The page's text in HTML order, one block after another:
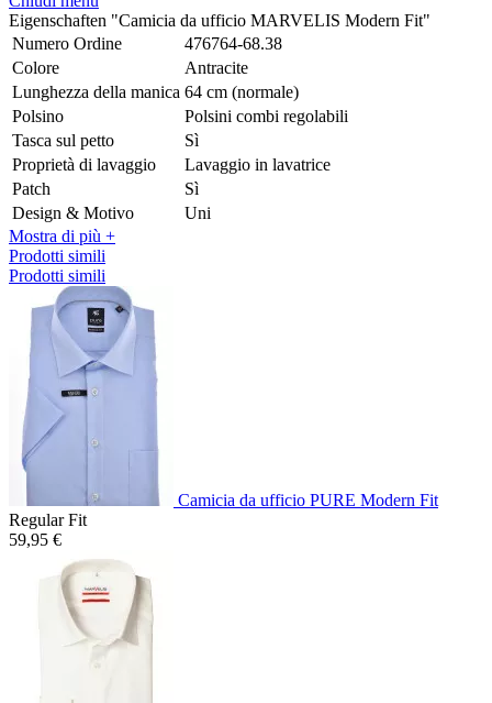
Eigenschaften "Camicia da ufficio MARVELIS Modern Fit"
Numero Ordine
476764-68.38
Colore
Antracite
Lunghezza della manica 64 cm (normale)
Polsino
Polsini combi regolabili
Tasca sul petto
Sì
Proprietà di lavaggio
Lavaggio in lavatrice
Patch
Sì
Design & Motivo
Uni
Mostra di più +
Prodotti simili
Prodotti simili
Camicia da ufficio PURE Modern Fit
Regular Fit
59,95 €